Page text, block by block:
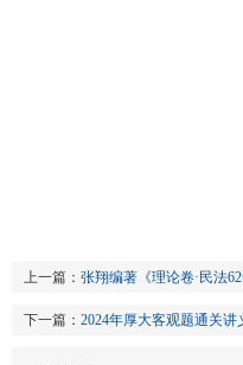
上一篇： 张翔编著《理论卷·民法
下一篇： 2024年厚大客观题通关讲